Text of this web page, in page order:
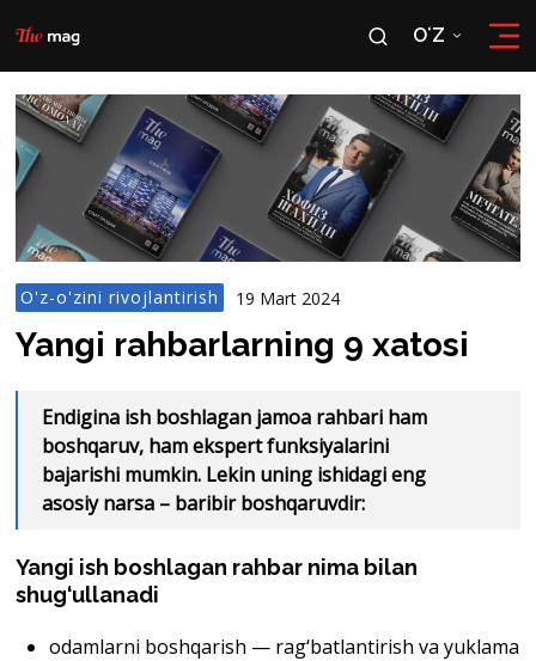
OʻZ
RU
OʻZ
O'z-o'zini rivojlantirish 19 Mart 2024
Yangi rahbarlarning 9 xatosi
Endigina ish boshlagan jamoa rahbari ham
boshqaruv, ham ekspert funksiyalarini
bajarishi mumkin. Lekin uning ishidagi eng
asosiy narsa – baribir boshqaruvdir:
Yangi ish boshlagan rahbar nima bilan
shug‘ullanadi
odamlarni boshqarish — rag‘batlantirish va yuklama